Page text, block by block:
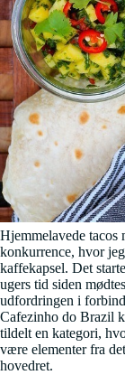
Hjemmelavede tacos
konkurrence, hvor
kaffekapsel. Det
ugers tid siden
udfordringen i
Cafezinho do Brazil
tildelt en kategori,
være elementer fra
hovedret.